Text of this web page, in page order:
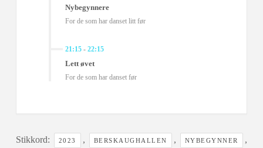
Nybegynnere
For de som har danset litt før
21:15- 22:15
Lett øvet
For de som har danset før
Stikkord: 2023 , BERSKAUGHALLEN , NYBEGYNNER ,